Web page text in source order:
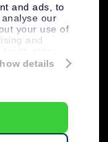
and ads, to
our
your use of
and
or that
details